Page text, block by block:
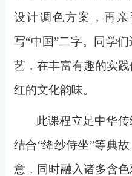
设计调色方案，再
写“中国”二字。同学
艺，在丰富有趣的实
红的文化韵味。
此课程立足中华传
结合“绛纱侍坐”等典
意，同时融入诸多含